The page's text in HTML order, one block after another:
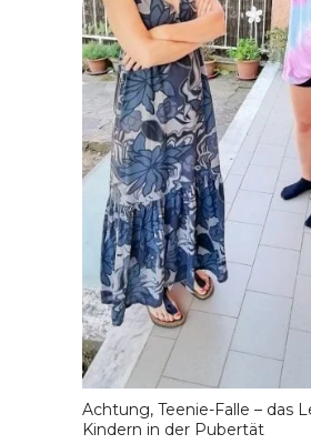
Achtung, Teenie-Falle – das
Kindern in der Pubertät